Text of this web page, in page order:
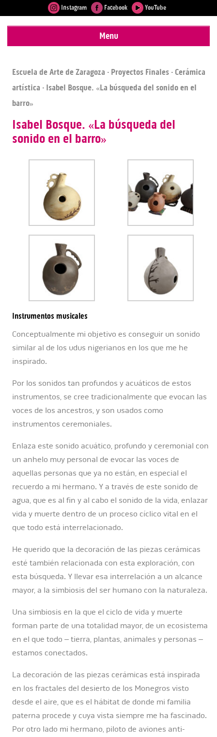
Instagram Facebook YouTube
Menu
Escuela de Arte de Zaragoza · Proyectos Finales · Cerámica
artística · Isabel Bosque. «La búsqueda del sonido en el
barro»
Isabel Bosque. «La búsqueda del
sonido en el barro»
Instrumentos musicales
Conceptualmente mi objetivo es conseguir un sonido
similar al de los udus nigerianos en los que me he
inspirado.
Por los sonidos tan profundos y acuáticos de estos
instrumentos, se cree tradicionalmente que evocan las
voces de los ancestros, y son usados como
instrumentos ceremoniales.
Enlaza este sonido acuático, profundo y ceremonial con
un anhelo muy personal de evocar las voces de
aquellas personas que ya no están, en especial el
recuerdo a mi hermano. Y a través de este sonido de
agua, que es al fin y al cabo el sonido de la vida, enlazar
vida y muerte dentro de un proceso cíclico vital en el
que todo está interrelacionado.
He querido que la decoración de las piezas cerámicas
esté también relacionada con esta exploración, con
esta búsqueda. Y llevar esa interrelación a un alcance
mayor, a la simbiosis del ser humano con la naturaleza.
Una simbiosis en la que el ciclo de vida y muerte
forman parte de una totalidad mayor, de un ecosistema
en el que todo – tierra, plantas, animales y personas –
estamos conectados.
La decoración de las piezas cerámicas está inspirada
en los fractales del desierto de los Monegros visto
desde el aire, que es el hábitat de donde mi familia
paterna procede y cuya vista siempre me ha fascinado.
Por otro lado mi hermano, piloto de aviones anti-